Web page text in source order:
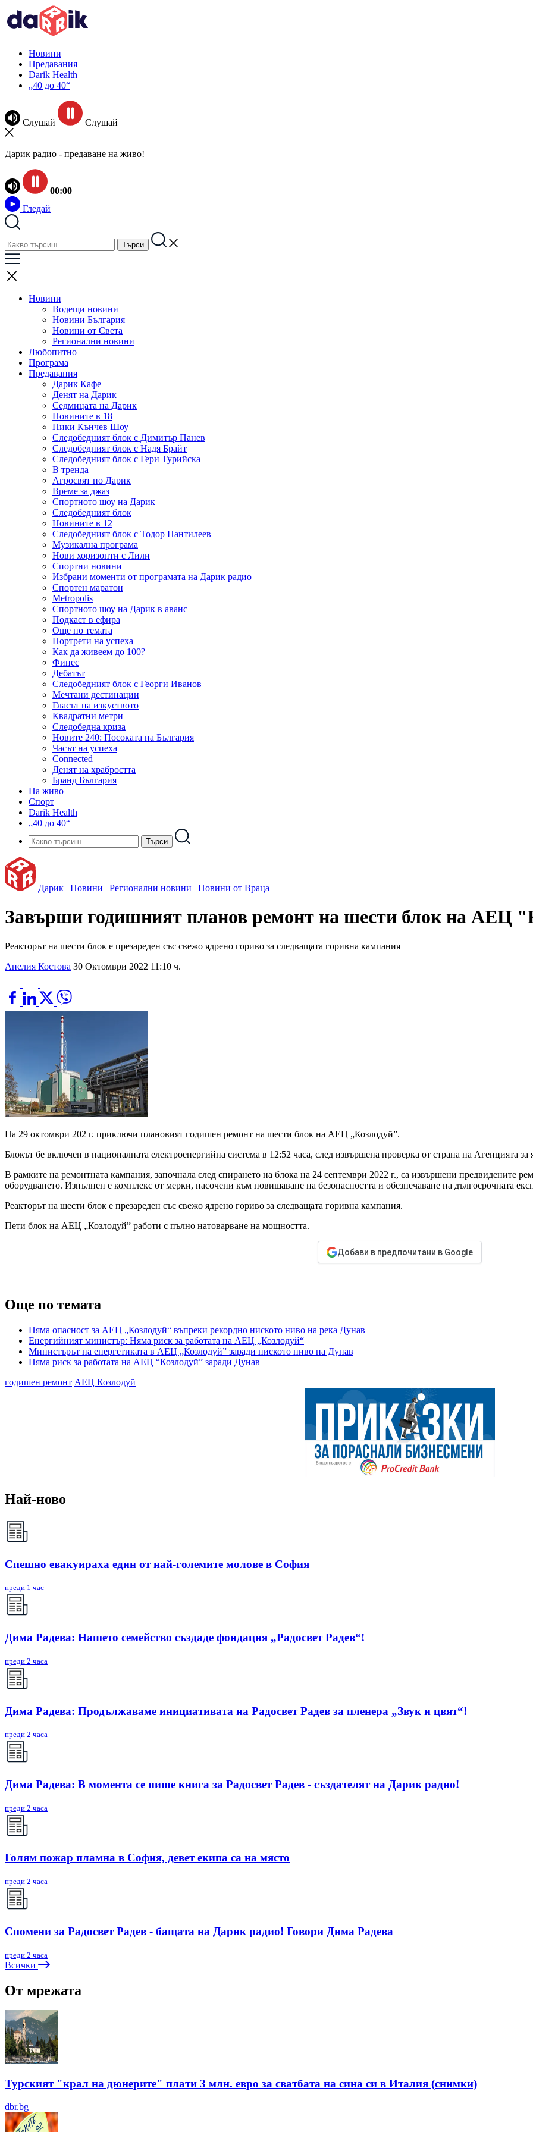
Новини
Предавания
Darik Health
„40 до 40“
Слушай Слушай
Дарик радио - предаване на живо!
00:00
Гледай
Новини
Водещи новини
Новини България
Новини от Света
Регионални новини
Любопитно
Програма
Предавания
Дарик Кафе
Денят на Дарик
Седмицата на Дарик
Новините в 18
Ники Кънчев Шоу
Следобедният блок с Димитър Панев
Следобедният блок с Надя Брайт
Следобедният блок с Гери Турийска
В тренда
Агросвят по Дарик
Време за джаз
Спортното шоу на Дарик
Следобедният блок
Новините в 12
Следобедният блок с Тодор Пантилеев
Музикална програма
Нови хоризонти с Лили
Спортни новини
Избрани моменти от програмата на Дарик радио
Спортен маратон
Metropolis
Спортното шоу на Дарик в аванс
Подкаст в ефира
Още по темата
Портрети на успеха
Как да живеем до 100?
Финес
Дебатът
Следобедният блок с Георги Иванов
Мечтани дестинации
Гласът на изкуството
Квадратни метри
Следобедна криза
Новите 240: Посоката на България
Часът на успеха
Connected
Денят на храбростта
Бранд България
На живо
Спорт
Darik Health
„40 до 40“
Дарик | Новини | Регионални новини | Новини от Враца
Завърши годишният планов ремонт на шести блок на АЕЦ
Реакторът на шести блок е презареден със свежо ядрено гориво за следващата горивна кампания
Анелия Костова 30 Октомври 2022 11:10 ч.
На 29 октомври 202 г. приключи плановият годишен ремонт на шести блок на АЕЦ „Козлодуй”.
Блокът бе включен в националната електроенергийна система в 12:52 часа, след извършена проверка от страна на Агенцията за
В рамките на ремонтната кампания, започнала след спирането на блока на 24 септември 2022 г., са извършени предвидените
оборудването. Изпълнен е комплекс от мерки, насочени към повишаване на безопасността и обезпечаване на дългосрочната
Реакторът на шести блок е презареден със свежо ядрено гориво за следващата горивна кампания.
Пети блок на АЕЦ „Козлодуй” работи с пълно натоварване на мощността.
Добави в предпочитани в Google
Още по темата
Няма опасност за АЕЦ „Козлодуй“ въпреки рекордно ниското ниво на река Дунав
Енергийният министър: Няма риск за работата на АЕЦ „Козлодуй“
Министърът на енергетиката в АЕЦ „Козлодуй” заради ниското ниво на Дунав
Няма риск за работата на АЕЦ “Козлодуй” заради Дунав
годишен ремонт АЕЦ Козлодуй
Най-ново
Спешно евакуираха един от най-големите молове в София
преди 1 час
Дима Радева: Нашето семейство създаде фондация „Радосвет Радев“!
преди 2 часа
Дима Радева: Продължаваме инициативата на Радосвет Радев за пленера „Звук и цвят“!
преди 2 часа
Дима Радева: В момента се пише книга за Радосвет Радев - създателят на Дарик радио!
преди 2 часа
Голям пожар пламна в София, девет екипа са на място
преди 2 часа
Спомени за Радосвет Радев - бащата на Дарик радио! Говори Дима Радева
преди 2 часа
Всички
От мрежата
Турският "крал на дюнерите" плати 3 млн. евро за сватбата на сина си в Италия (снимки)
dbr.bg